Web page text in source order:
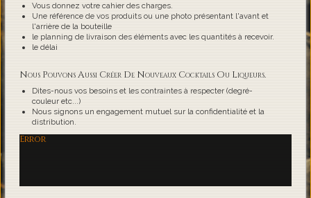
Vous donnez votre cahier des charges.
Une référence de vos produits ou une photo présentant l'avant et
l'arrière de la bouteille
le planning de livraison des éléments avec les quantités à recevoir.
le délai
Nous Pouvons Aussi Créer De Nouveaux Cocktails Ou Liqueurs.
Dites-nous vos besoins et les contraintes à respecter (degré-
couleur etc...)
Nous signons un engagement mutuel sur la confidentialité et la
distribution.
Error